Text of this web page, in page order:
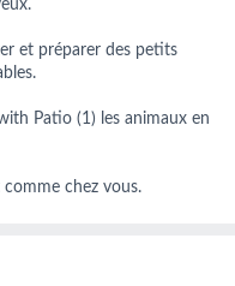
et préparer des petits
Patio (1) les animaux en
chez vous.